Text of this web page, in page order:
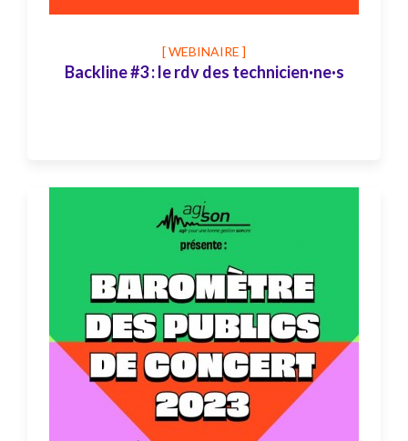
[ WEBINAIRE ]
Backline #3 : le rdv des technicien·ne·s